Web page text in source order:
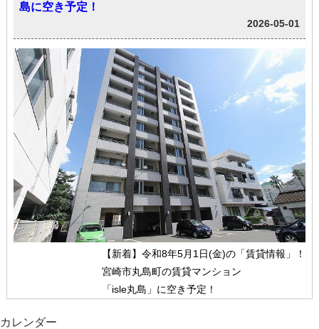
島に空き予定！
2026-05-01
【新着】令和8年5月1日(金)の「賃貸情報」！
宮崎市丸島町の賃貸マンション
「isle丸島」に空き予定！
カレンダー